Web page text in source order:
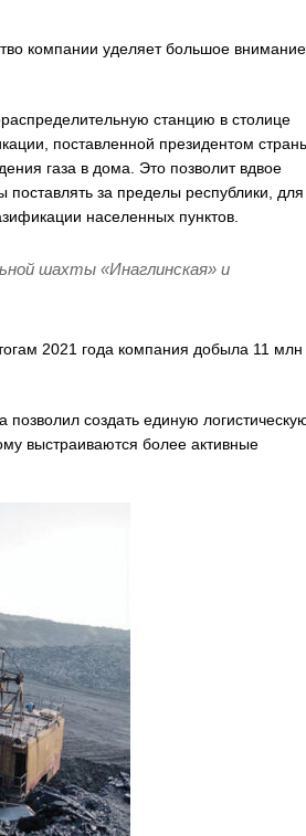
компании уделяет большое внимание
станцию в столице
поставленной президентом
газа в дома. Это позволит вдвое
поставлять за пределы республики, для
населенных пунктов.
шахты «Инаглинская» и
2021 года компания добыла 11 млн
создать единую
выстраиваются более активные